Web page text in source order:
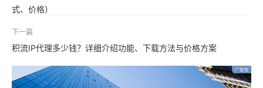
式、价格）
下一篇
积流IP代理多少钱？详细介绍功能、下载方法与价格方案